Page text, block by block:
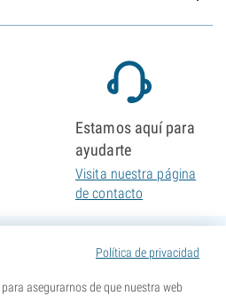
Política de privacidad
asegurarnos de que nuestra web
Estamos aquí para
ayudarte
Visita nuestra página
de contacto